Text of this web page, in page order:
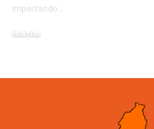
impactando…
Noticias